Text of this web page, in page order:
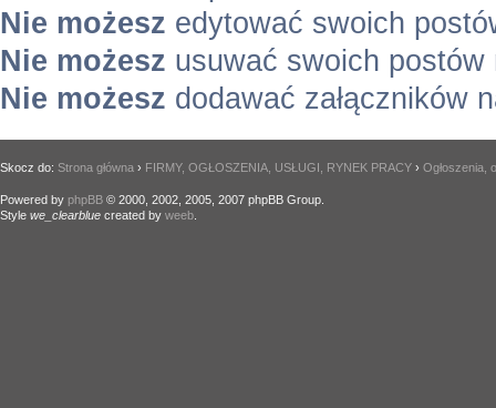
Nie możesz edytować swoich
Nie możesz usuwać swoich postów
Nie możesz dodawać załączników
Skocz do: Strona główna › FIRMY, OGŁOSZENIA, USŁUGI, RYNEK PRACY › Ogłoszenia,
Powered by phpBB © 2000, 2002, 2005, 2007 phpBB Group.
Style we_clearblue created by weeb